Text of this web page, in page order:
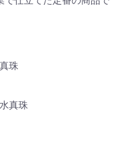
珠
真珠